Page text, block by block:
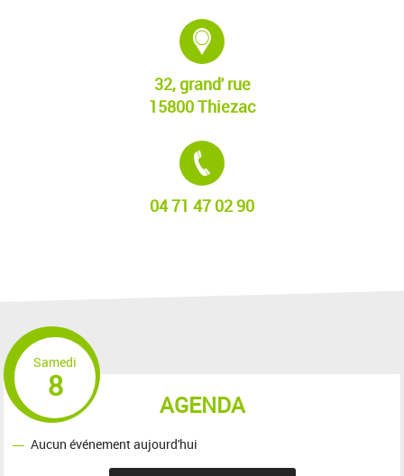
32, grand' rue
15800 Thiezac
04 71 47 02 90
AGENDA
Samedi
8
Aucun événement aujourd'hui